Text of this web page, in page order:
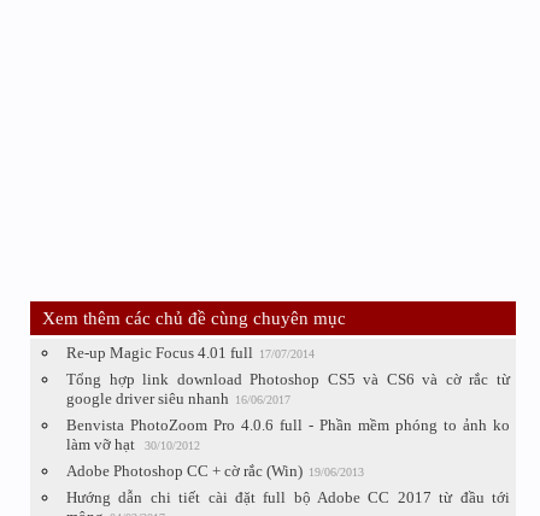
Xem thêm các chủ đề cùng chuyên mục
Re-up Magic Focus 4.01 full 17/07/2014
Tổng hợp link download Photoshop CS5 và CS6 và cờ rắc từ
google driver siêu nhanh
16/06/2017
Benvista PhotoZoom Pro 4.0.6 full - Phần mềm phóng to ảnh ko
làm vỡ hạt
30/10/2012
Adobe Photoshop CC + cờ rắc (Win) 19/06/2013
Hướng dẫn chi tiết cài đặt full bộ Adobe CC 2017 từ đầu tới